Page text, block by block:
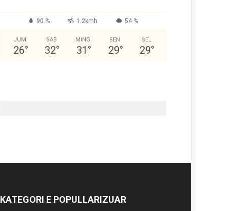
90 % 1.2kmh 54 %
JUM
26°
SAB
32°
MING
31 °
SEN
29°
SEL
29°
KATEGORI E POPULLARIZUAR